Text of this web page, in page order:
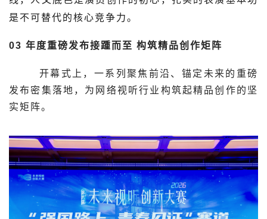
是不可替代的核心竞争力。
03 年度重磅发布接踵而至 构筑精品创作矩阵
开幕式上，一系列聚焦前沿、锚定未来的重磅
发布密集落地，为网络视听行业构筑起精品创作的坚
实矩阵。